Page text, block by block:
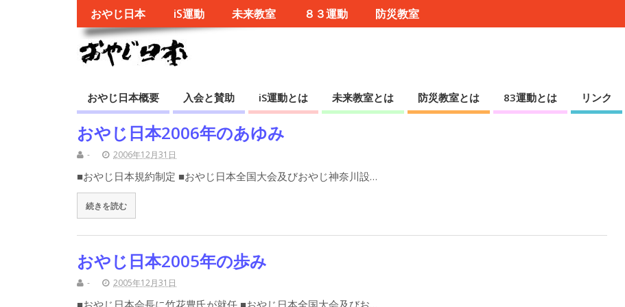
おやじ日本 iS運動 未来教室 ８３運動 防災教室
おやじ日本概要 入会と賛助 iS運動とは 未来教室とは 防災教室とは 83運動とは リンク
おやじ日本2006年のあゆみ
- 2006年12月31日
■おやじ日本規約制定 ■おやじ日本全国大会及びおやじ神奈川設…
続きを読む
おやじ日本2005年の歩み
- 2005年12月31日
■おやじ日本会長に竹花豊氏が就任 ■おやじ日本全国大会及びお…